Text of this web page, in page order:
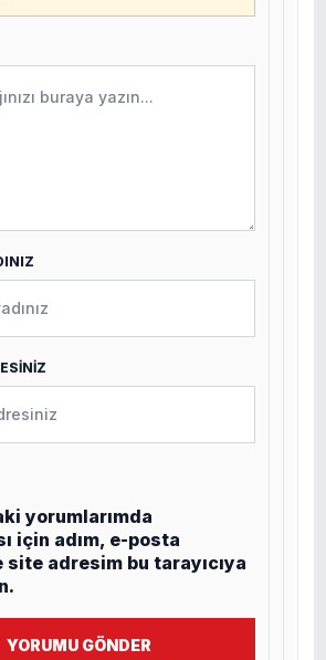
yorumlarımda
için adım, e-posta
site adresim bu tarayıcıya
YORUMU GÖNDER